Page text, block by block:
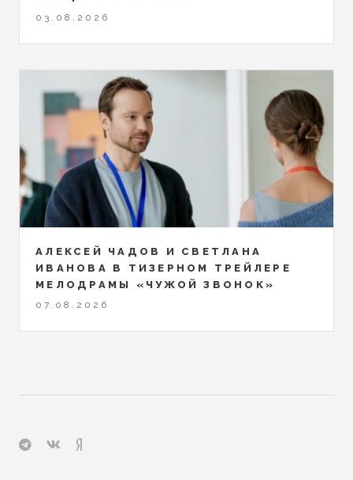
03.08.2026
АЛЕКСЕЙ ЧАДОВ И СВЕТЛАНА
ИВАНОВА В ТИЗЕРНОМ ТРЕЙЛЕРЕ
МЕЛОДРАМЫ «ЧУЖОЙ ЗВОНОК»
07.08.2026